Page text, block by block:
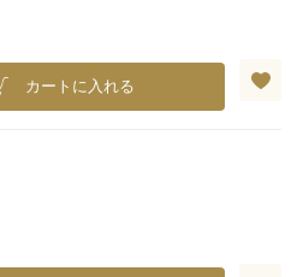
カートに入れる